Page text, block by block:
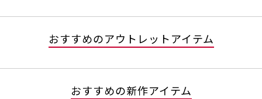
おすすめのアウトレットアイテム
おすすめの新作アイテム